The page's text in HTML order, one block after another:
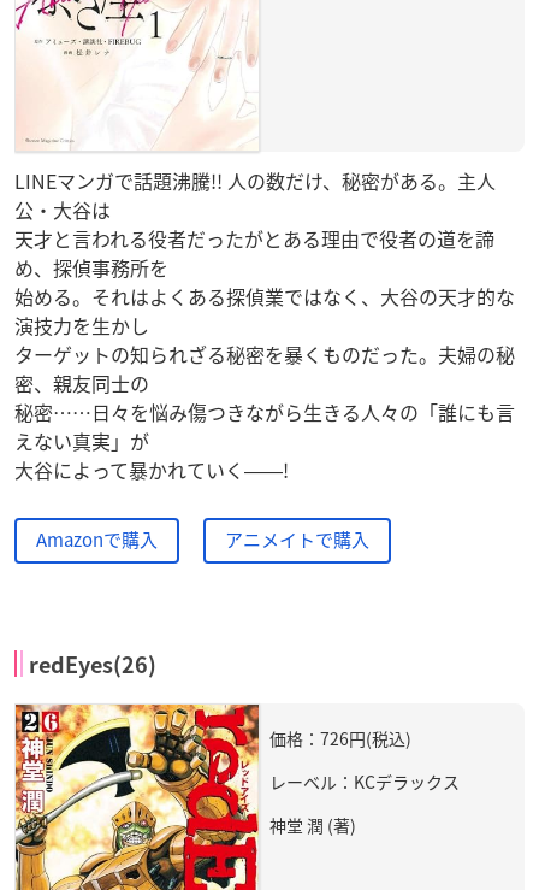
LINEマンガで話題沸騰!! 人の数だけ、秘密がある。主人
公・大谷は
天才と言われる役者だったがとある理由で役者の道を諦
め、探偵事務所を
始める。それはよくある探偵業ではなく、大谷の天才的な
演技力を生かし
ターゲットの知られざる秘密を暴くものだった。夫婦の秘
密、親友同士の
秘密……日々を悩み傷つきながら生きる人々の「誰にも言
えない真実」が
大谷によって暴かれていく――!
Amazonで購入 アニメイトで購入
redEyes(26)
価格：726円(税込)
レーベル：KCデラックス
神堂 潤 (著)